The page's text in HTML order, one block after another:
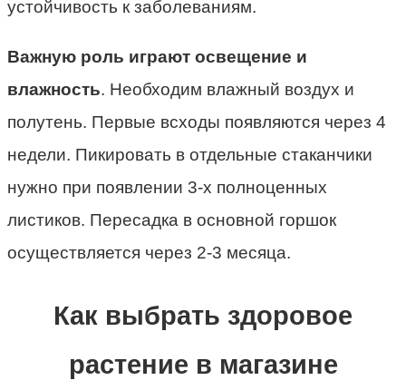
устойчивость к заболеваниям.
Важную роль играют освещение и
влажность. Необходим влажный воздух и
полутень. Первые всходы появляются через 4
недели. Пикировать в отдельные стаканчики
нужно при появлении 3-х полноценных
листиков. Пересадка в основной горшок
осуществляется через 2-3 месяца.
Как выбрать здоровое
растение в магазине